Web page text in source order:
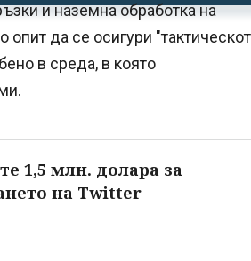
и наземна обработка на
опит да се осигури
в среда, в която
1,5 млн. долара за
на Twitter